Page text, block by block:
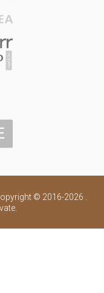
© 2016-2026 .